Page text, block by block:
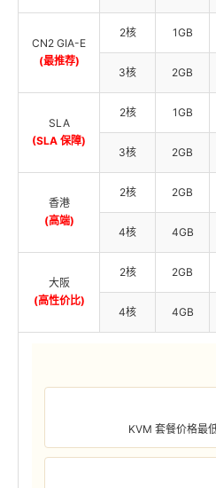
CN2 GIA-E
(最推荐)
2核 1GB
3核 2GB
SLA
(SLA 保障)
2核 1GB
3核 2GB
香港
(高端)
2核 2GB
4核 4GB
大阪
(高性价比)
2核 2GB
4核 4GB
KVM 套餐价格最